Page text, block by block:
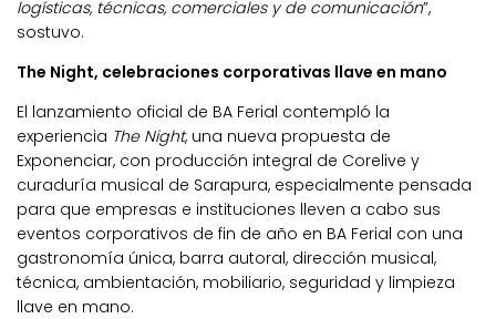
logísticas, técnicas, comerciales y de comunicación”,
sostuvo.
The Night, celebraciones corporativas llave en mano
El lanzamiento oficial de BA Ferial contempló la
experiencia The Night, una nueva propuesta de
Exponenciar, con producción integral de Corelive y
curaduría musical de Sarapura, especialmente pensada
para que empresas e instituciones lleven a cabo sus
eventos corporativos de fin de año en BA Ferial con una
gastronomía única, barra autoral, dirección musical,
técnica, ambientación, mobiliario, seguridad y limpieza
llave en mano.